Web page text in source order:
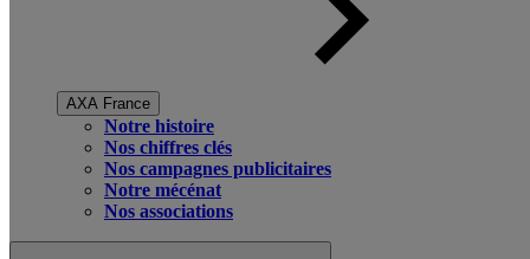
AXA France
Notre histoire
Nos chiffres clés
Nos campagnes publicitaires
Notre mécénat
Nos associations